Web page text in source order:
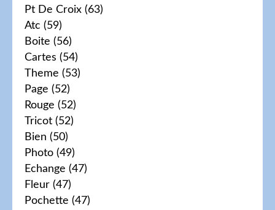
Pt De Croix (63)
Atc (59)
Boite (56)
Cartes (54)
Theme (53)
Page (52)
Rouge (52)
Tricot (52)
Bien (50)
Photo (49)
Echange (47)
Fleur (47)
Pochette (47)